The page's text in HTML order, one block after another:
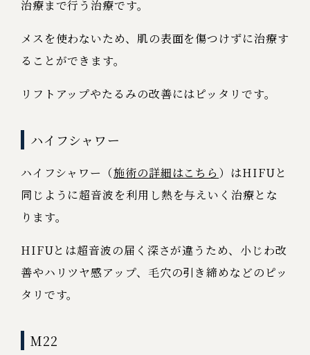
治療まで行う治療です。
メスを使わないため、肌の表面を傷つけずに治療す
ることができます。
リフトアップやたるみの改善にはピッタリです。
ハイフシャワー
ハイフシャワー（施術の詳細はこちら ）はHIFUと
同じように超音波を利用し熱を与えいく治療とな
ります。
HIFUとは超音波の届く深さが違うため、小じわ改
善やハリツヤ感アップ、毛穴の引き締めなどのピッ
タリです。
M22